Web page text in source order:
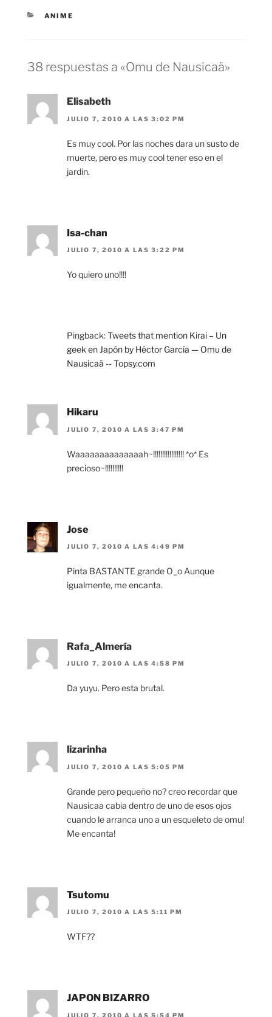
CATEGORÍAS
ANIME
38 respuestas a «Omu de Nausicaä»
Elisabeth
JULIO 7, 2010 A LAS 3:02 PM
Es muy cool. Por las noches dara un susto de
muerte, pero es muy cool tener eso en el
jardin.
Isa-chan
JULIO 7, 2010 A LAS 3:22 PM
Yo quiero uno!!!!
Pingback:Tweets that mention Kirai – Un
geek en Japón by Héctor García — Omu de
Nausicaä -- Topsy.com
Hikaru
JULIO 7, 2010 A LAS 3:47 PM
Waaaaaaaaaaaaaah~!!!!!!!!!!!!!!!!! *o* Es
precioso~!!!!!!!!!!
Jose
JULIO 7, 2010 A LAS 4:49 PM
Pinta BASTANTE grande O_o Aunque
igualmente, me encanta.
Rafa_Almería
JULIO 7, 2010 A LAS 4:58 PM
Da yuyu. Pero esta brutal.
lizarinha
JULIO 7, 2010 A LAS 5:05 PM
Grande pero pequeño no? creo recordar que
Nausicaa cabia dentro de uno de esos ojos
cuando le arranca uno a un esqueleto de omu!
Me encanta!
Tsutomu
JULIO 7, 2010 A LAS 5:11 PM
WTF??
JAPON BIZARRO
JULIO 7, 2010 A LAS 5:54 PM